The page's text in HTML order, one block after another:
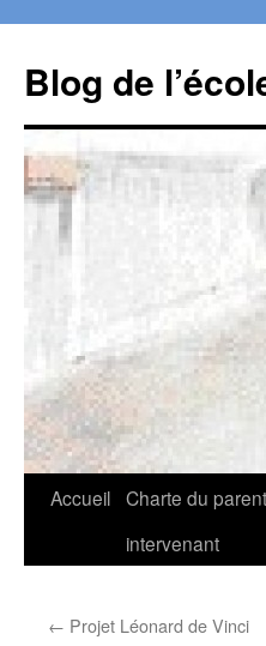
contenu
Blog de
Accueil Charte du
intervenant
← Projet Léonard de Vinci